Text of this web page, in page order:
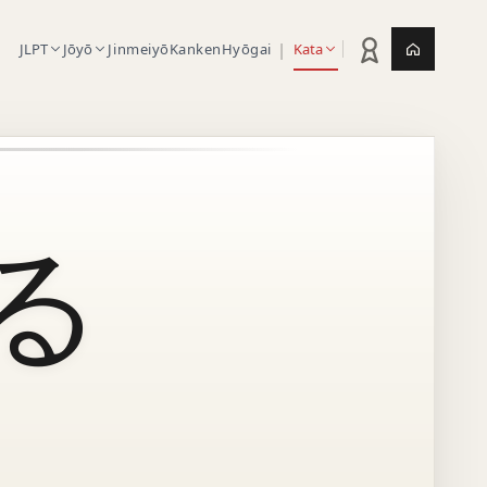
JLPT Jōyō JinmeiyōKankenHyōgai | Kata Statistik latihan